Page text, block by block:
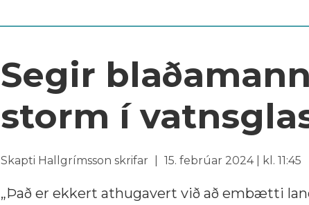
Segir
storm í
Skapti Hallgrímsson skrifar 15. febrúar 2024 | kl. 11:45
„Það er ekkert athugavert við að embætti